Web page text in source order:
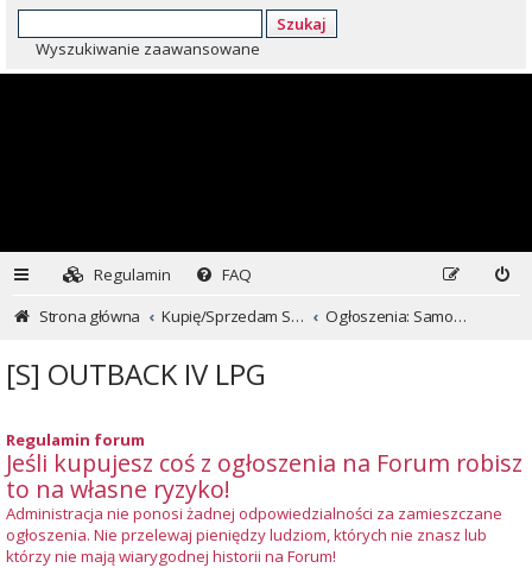
Szukaj
Wyszukiwanie zaawansowane
Regulamin
FAQ
Strona główna
Kupię/Sprzedam Subaru i nie tylko... Ogłoszenia: Samochody
[S] OUTBACK IV LPG
Regulamin forum
Jeśli kupujesz coś z ogłoszenia na Forum robisz
to na własne ryzyko!
Administracja nie ponosi żadnej odpowiedzialności za zamieszczane
ogłoszenia. Nie przelewaj pieniędzy ludziom, których nie znasz lub
którzy nie mają wiarygodnej historii na Forum!